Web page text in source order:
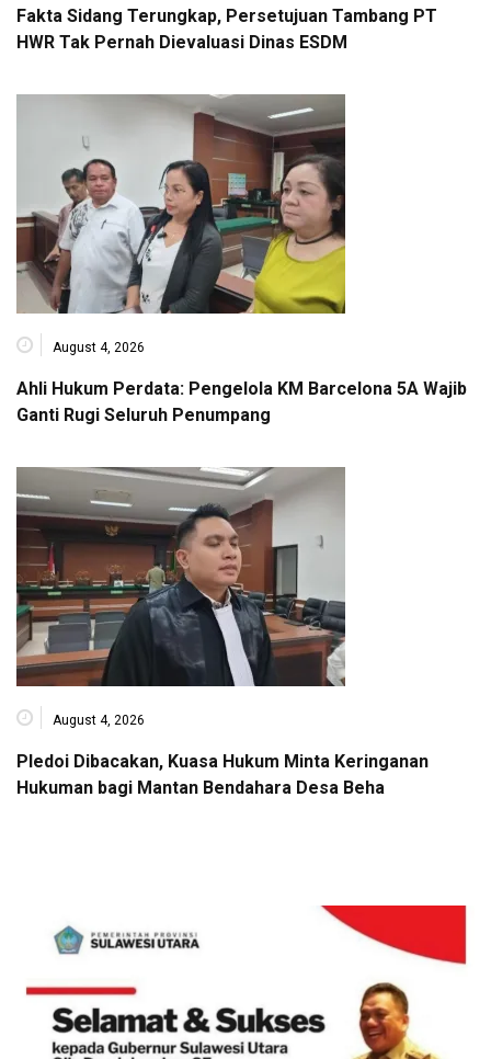
Fakta Sidang Terungkap, Persetujuan Tambang PT
HWR Tak Pernah Dievaluasi Dinas ESDM
August 4, 2026
Ahli Hukum Perdata: Pengelola KM Barcelona 5A Wajib
Ganti Rugi Seluruh Penumpang
August 4, 2026
Pledoi Dibacakan, Kuasa Hukum Minta Keringanan
Hukuman bagi Mantan Bendahara Desa Beha